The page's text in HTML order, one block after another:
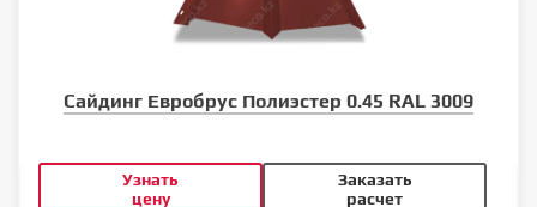
Сайдинг Евробрус Полиэстер 0.45 RAL 3009
Узнать
цену
Заказать
расчет